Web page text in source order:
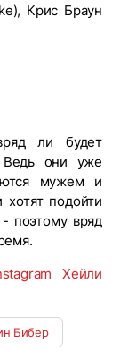
Крис Браун
ли будет
Ведь они уже
мужем и
подойти
поэтому вряд
Хейли
Бибер